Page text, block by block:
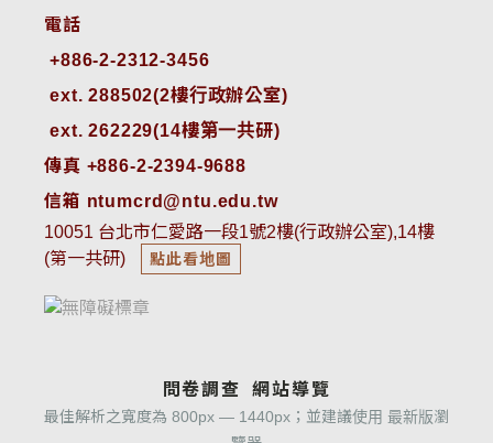
電話
ext. 288502(2樓行政辦公室)
ext. 262229(14樓第一共研)
傳真 +886-2-2394-9688
信箱 ntumcrd@ntu.edu.tw
10051 台北市仁愛路一段1號2樓(行政辦公室),14樓
(第一共研)
點此看地圖
問卷調查 網站導覽
最佳解析之寬度為 800px — 1440px；並建議使用 最新版瀏